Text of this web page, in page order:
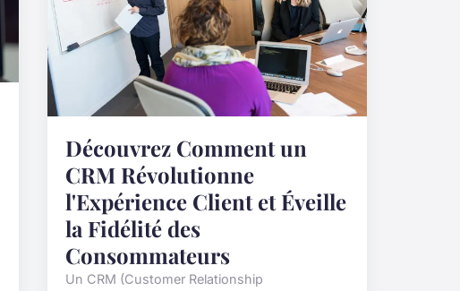
Découvrez Comment un
CRM Révolutionne
l'Expérience Client et Éveille
la Fidélité des
Consommateurs
Un CRM (Customer Relationship